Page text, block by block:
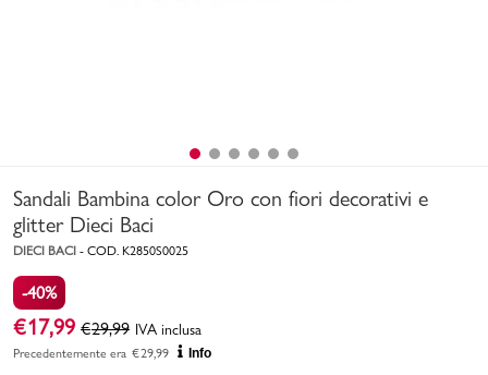
Sport Valigie
Sandali Bambina color Oro con fiori decorativi e
glitter Dieci Baci
DIECI BACI - COD. K2850S0025
-40%
€17,99 €29,99 IVA inclusa
Precedentemente era €29,99 Info